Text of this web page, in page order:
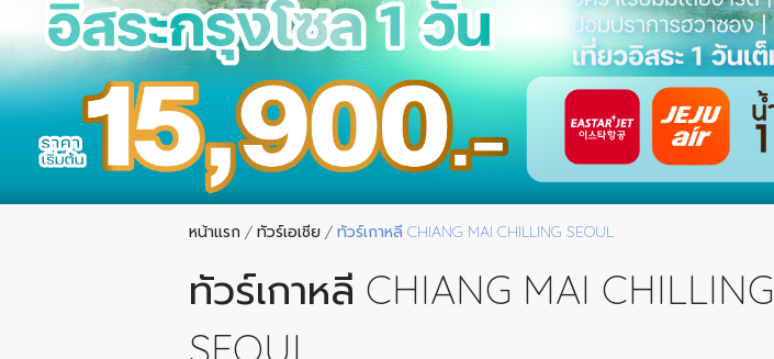
หน้าแรก / ทัวร์เอเชีย / ทัวร์เกาหลี CHIANG MAI CHILLING SEOUL
ทัวร์เกาหลี CHIANG MAI CHILLING
SEOUL